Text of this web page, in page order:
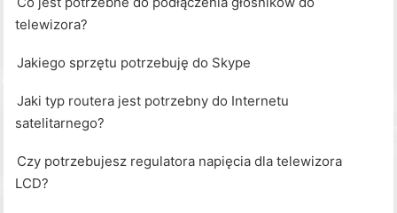
telewizora?
Jakiego sprzętu potrzebuję do Skype
Jaki typ routera jest potrzebny do Internetu
satelitarnego?
Czy potrzebujesz regulatora napięcia dla telewizora
LCD?